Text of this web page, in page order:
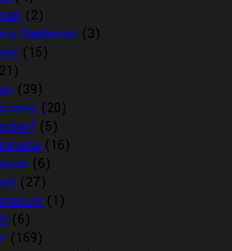
(2)
Dækkener (3)
(15)
(39)
(20)
(5)
(16)
(6)
(27)
(1)
(6)
(169)